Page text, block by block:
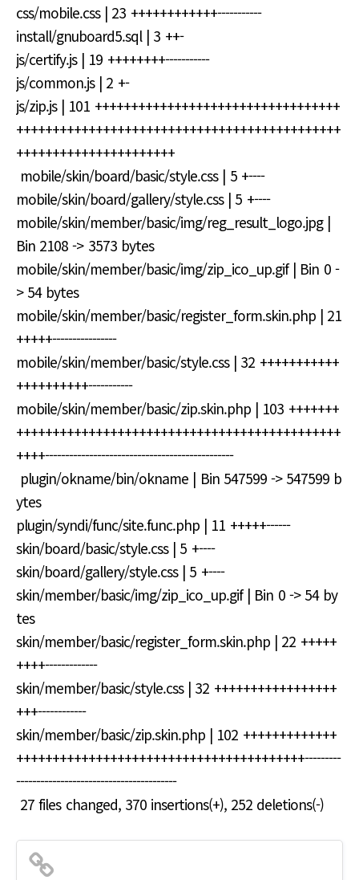
css/mobile.css | 23 ++++++++++++-----------
install/gnuboard5.sql | 3 ++-
js/certify.js | 19 ++++++++-----------
js/common.js | 2 +-
js/zip.js | 101 ++++++++++++++++++++++++++++++++++
+++++++++++++++++++++++++++++++++++++++++++++
++++++++++++++++++++++
mobile/skin/board/basic/style.css | 5 +----
mobile/skin/board/gallery/style.css | 5 +----
mobile/skin/member/basic/img/reg_result_logo.jpg |
Bin 2108 -> 3573 bytes
mobile/skin/member/basic/img/zip_ico_up.gif | Bin 0 -
> 54 bytes
mobile/skin/member/basic/register_form.skin.php | 21
+++++----------------
mobile/skin/member/basic/style.css | 32 +++++++++++
++++++++++-----------
mobile/skin/member/basic/zip.skin.php | 103 +++++++
+++++++++++++++++++++++++++++++++++++++++++++
++++-----------------------------------------------
plugin/okname/bin/okname | Bin 547599 -> 547599 b
ytes
plugin/syndi/func/site.func.php | 11 +++++------
skin/board/basic/style.css | 5 +----
skin/board/gallery/style.css | 5 +----
skin/member/basic/img/zip_ico_up.gif | Bin 0 -> 54 by
tes
skin/member/basic/register_form.skin.php | 22 +++++
++++-------------
skin/member/basic/style.css | 32 +++++++++++++++++
+++------------
skin/member/basic/zip.skin.php | 102 +++++++++++++
++++++++++++++++++++++++++++++++++++++++---------
----------------------------------------
27 files changed, 370 insertions(+), 252 deletions(-)